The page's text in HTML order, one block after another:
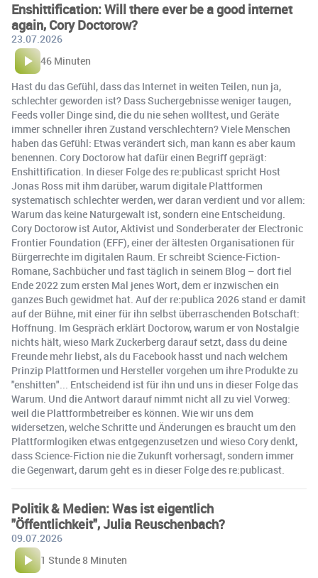
Enshittification: Will there ever be a good internet
again, Cory Doctorow?
23.07.2026
46 Minuten
Hast du das Gefühl, dass das Internet in weiten Teilen, nun ja,
schlechter geworden ist? Dass Suchergebnisse weniger taugen,
Feeds voller Dinge sind, die du nie sehen wolltest, und Geräte
immer schneller ihren Zustand verschlechtern? Viele Menschen
haben das Gefühl: Etwas verändert sich, man kann es aber kaum
benennen. Cory Doctorow hat dafür einen Begriff geprägt:
Enshittification. In dieser Folge des re:publicast spricht Host
Jonas Ross mit ihm darüber, warum digitale Plattformen
systematisch schlechter werden, wer daran verdient und vor allem:
Warum das keine Naturgewalt ist, sondern eine Entscheidung.
Cory Doctorow ist Autor, Aktivist und Sonderberater der Electronic
Frontier Foundation (EFF), einer der ältesten Organisationen für
Bürgerrechte im digitalen Raum. Er schreibt Science-Fiction-
Romane, Sachbücher und fast täglich in seinem Blog – dort fiel
Ende 2022 zum ersten Mal jenes Wort, dem er inzwischen ein
ganzes Buch gewidmet hat. Auf der re:publica 2026 stand er damit
auf der Bühne, mit einer für ihn selbst überraschenden Botschaft:
Hoffnung. Im Gespräch erklärt Doctorow, warum er von Nostalgie
nichts hält, wieso Mark Zuckerberg darauf setzt, dass du deine
Freunde mehr liebst, als du Facebook hasst und nach welchem
Prinzip Plattformen und Hersteller vorgehen um ihre Produkte zu
"enshitten"... Entscheidend ist für ihn und uns in dieser Folge das
Warum. Und die Antwort darauf nimmt nicht all zu viel Vorweg:
weil die Plattformbetreiber es können. Wie wir uns dem
widersetzen, welche Schritte und Änderungen es braucht um den
Plattformlogiken etwas entgegenzusetzen und wieso Cory denkt,
dass Science-Fiction nie die Zukunft vorhersagt, sondern immer
die Gegenwart, darum geht es in dieser Folge des re:publicast.
Politik & Medien: Was ist eigentlich
"Öffentlichkeit", Julia Reuschenbach?
09.07.2026
1 Stunde 8 Minuten